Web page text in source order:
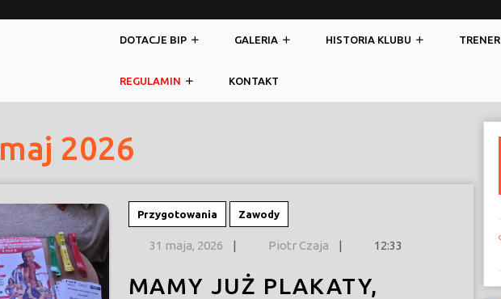
DOTACJE BIP GALERIA HISTORIA KLUBU
REGULAMIN KONTAKT
maj 2026
Przygotowania Zawody
31 maja, 2026 31
2026
| Piotr Czaja | 12:33
MAMY JUŻ PLAKATY,